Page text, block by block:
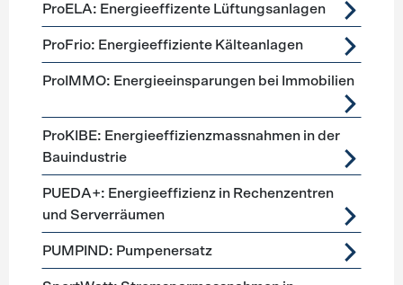
ProELA: Energieeffizente Lüftungsanlagen
ProFrio: Energieeffiziente Kälteanlagen
ProIMMO: Energieeinsparungen bei Immobilien
ProKIBE: Energieeffizienzmassnahmen in der
Bauindustrie
PUEDA+: Energieeffizienz in Rechenzentren
und Serverräumen
PUMPIND: Pumpenersatz